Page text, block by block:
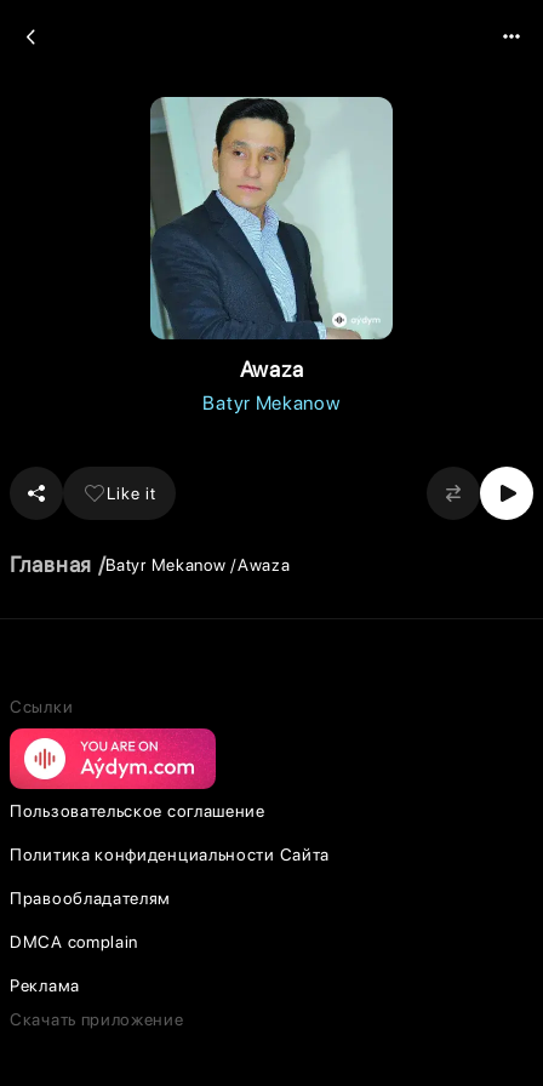
Awaza
Batyr Mekanow
Like it
Главная Batyr Mekanow Awaza
Ссылки
Пользовательское соглашение
Политика конфиденциальности Сайта
Правообладателям
DMCA complain
Реклама
Скачать приложение